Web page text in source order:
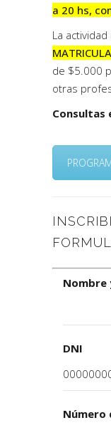
a 20 hs,
La actividad
de $5.000
otras
Consultas
Nombre
DNI
Número